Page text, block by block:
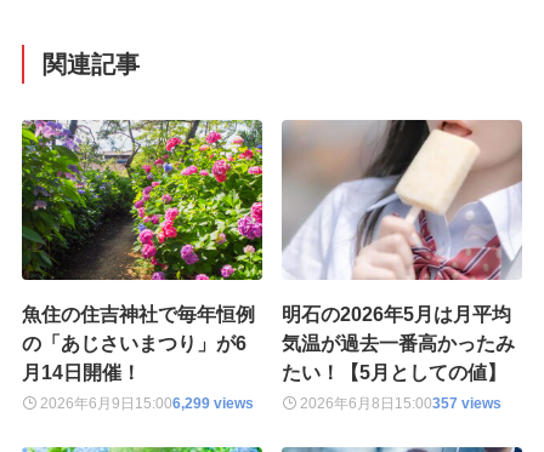
関連記事
魚住の住吉神社で毎年恒例
の「あじさいまつり」が6
月14日開催！
2026年6月9日 15:006,299 views
明石の2026年5月は月平均
気温が過去一番高かったみ
たい！【5月としての値】
2026年6月8日 15:00357 views